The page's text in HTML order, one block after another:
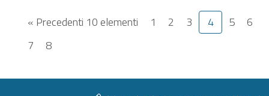
« Precedenti 10 elementi 1 2 3 4 5
6
7
8